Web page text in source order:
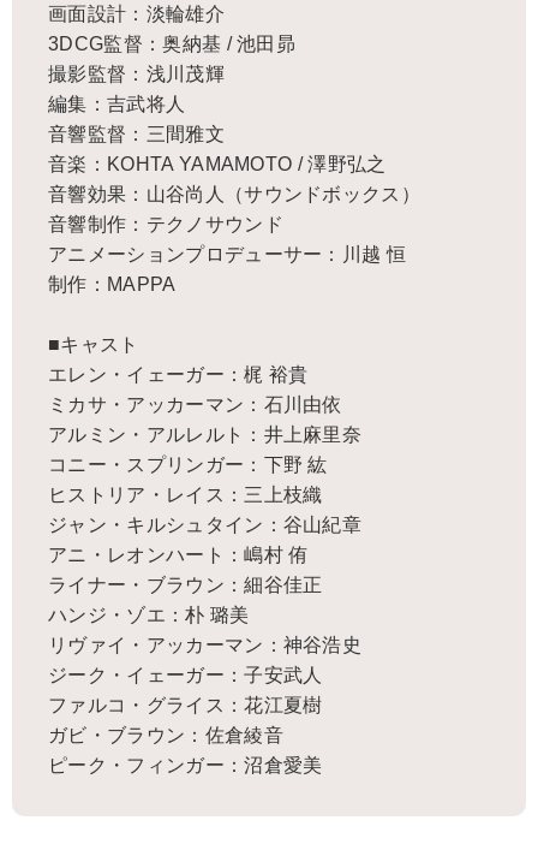
画面設計：淡輪雄介
3DCG監督：奥納基 / 池田昴
撮影監督：浅川茂輝
編集：吉武将人
音響監督：三間雅文
音楽：KOHTA YAMAMOTO / 澤野弘之
音響効果：山谷尚人（サウンドボックス）
音響制作：テクノサウンド
アニメーションプロデューサー：川越 恒
制作：MAPPA
■キャスト
エレン・イェーガー：梶 裕貴
ミカサ・アッカーマン：石川由依
アルミン・アルレルト：井上麻里奈
コニー・スプリンガー：下野 紘
ヒストリア・レイス：三上枝織
ジャン・キルシュタイン：谷山紀章
アニ・レオンハート：嶋村 侑
ライナー・ブラウン：細谷佳正
ハンジ・ゾエ：朴 璐美
リヴァイ・アッカーマン：神谷浩史
ジーク・イェーガー：子安武人
ファルコ・グライス：花江夏樹
ガビ・ブラウン：佐倉綾音
ピーク・フィンガー：沼倉愛美